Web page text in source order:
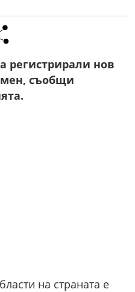
регистрирали нов
съобщи
на страната е